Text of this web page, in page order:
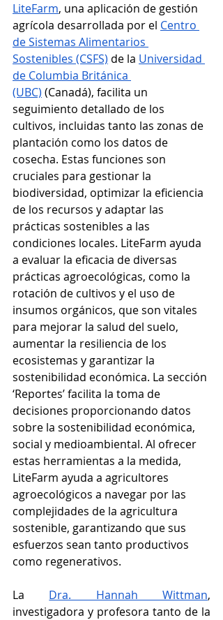
LiteFarm, una aplicación de gestión
agrícola desarrollada por el Centro
de Sistemas Alimentarios
Sostenibles (CSFS) de la Universidad
de Columbia Británica
(UBC) (Canadá), facilita un
seguimiento detallado de los
cultivos, incluidas tanto las zonas de
plantación como los datos de
cosecha. Estas funciones son
cruciales para gestionar la
biodiversidad, optimizar la eficiencia
de los recursos y adaptar las
prácticas sostenibles a las
condiciones locales. LiteFarm ayuda
a evaluar la eficacia de diversas
prácticas agroecológicas, como la
rotación de cultivos y el uso de
insumos orgánicos, que son vitales
para mejorar la salud del suelo,
aumentar la resiliencia de los
ecosistemas y garantizar la
sostenibilidad económica. La sección
‘Reportes’ facilita la toma de
decisiones proporcionando datos
sobre la sostenibilidad económica,
social y medioambiental. Al ofrecer
estas herramientas a la medida,
LiteFarm ayuda a agricultores
agroecológicos a navegar por las
complejidades de la agricultura
sostenible, garantizando que sus
esfuerzos sean tanto productivos
como regenerativos.
La Dra. Hannah Wittman,